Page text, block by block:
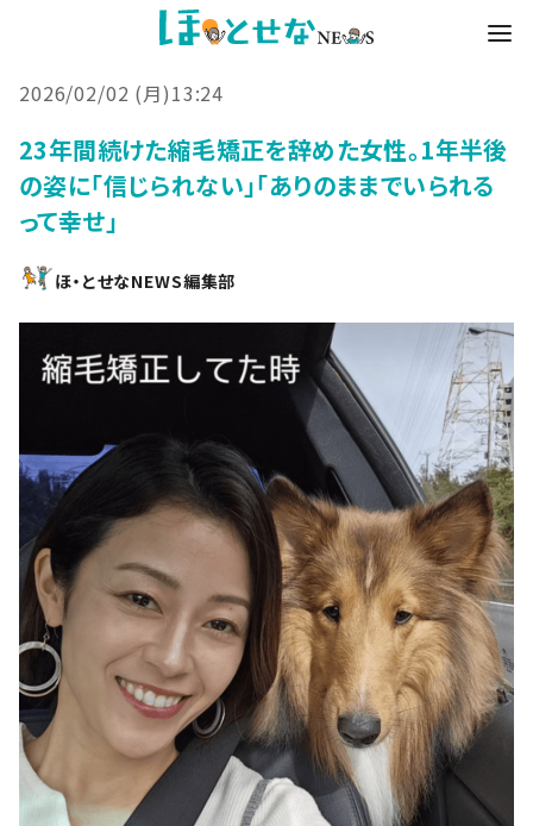
2026/02/02 (月)13:24
23年間続けた縮毛矯正を辞めた女性。1年半後
の姿に「信じられない」「ありのままでいられる
って幸せ」
ほ・とせなNEWS編集部